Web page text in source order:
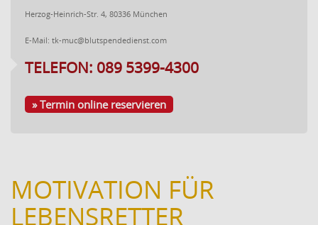
Herzog-Heinrich-Str. 4, 80336 München
E-Mail: tk-muc@blutspendedienst.com
TELEFON: 089 5399-4300
» Termin online reservieren
MOTIVATION FÜR
LEBENSRETTER